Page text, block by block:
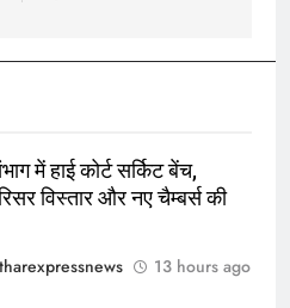
में हाई कोर्ट सर्किट बेंच,
विस्तार और नए चैम्बर्स की
13 hours ago